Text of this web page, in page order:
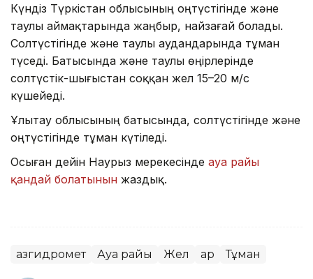
Күндіз Түркістан облысының оңтүстігінде және
таулы аймақтарында жаңбыр, найзағай болады.
Солтүстігінде және таулы аудандарында тұман
түседі. Батысында және таулы өңірлерінде
солтүстік-шығыстан соққан жел 15–20 м/с
күшейеді.
Ұлытау облысының батысында, солтүстігінде және
оңтүстігінде тұман күтіледі.
Осыған дейін Наурыз мерекесінде ауа райы
қандай болатынын жаздық.
Қазгидромет Ауа райы Жел Қар Тұман